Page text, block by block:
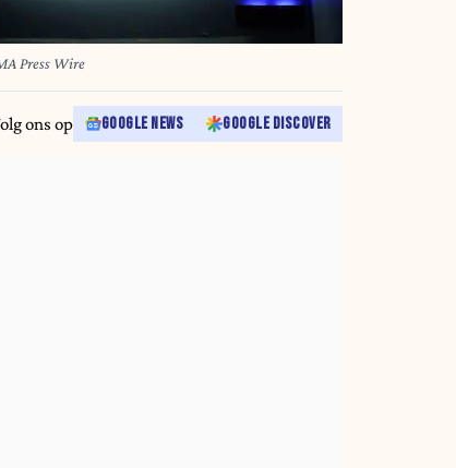
Press Wire
ons op GOOGLE NEWS GOOGLE DISCOVER